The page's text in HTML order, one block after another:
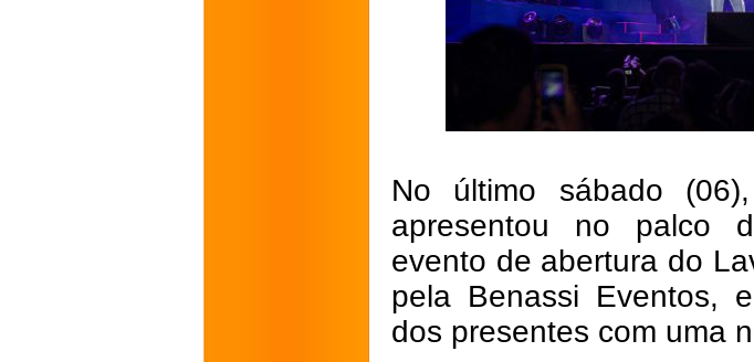
No último sábado
apresentou no palco
evento de abertura do
pela Benassi Eventos,
dos presentes com uma